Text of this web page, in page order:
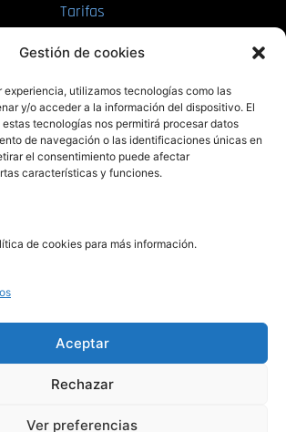
Gestión de cookies
experiencia, utilizamos tecnologías como las
y/o acceder a la información del dispositivo. El
tecnologías nos permitirá procesar datos
de navegación o las identificaciones únicas en
el consentimiento puede afectar
características y funciones.
de cookies para más información.
Aceptar
Rechazar
Ver preferencias
Tarifas
PRL | Films
PRL | Play
PRL | LAB
Noticias
Legal
Aviso Legal
Política de Cookies